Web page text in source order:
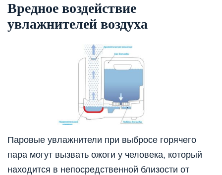
Вредное воздействие
увлажнителей воздуха
Паровые увлажнители при выбросе горячего
пара могут вызвать ожоги у человека, который
находится в непосредственной близости от